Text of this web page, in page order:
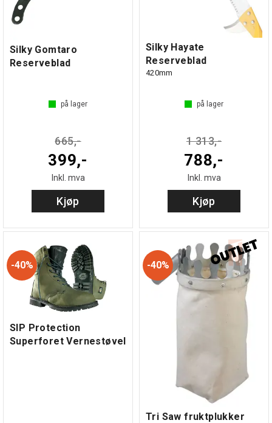
Silky Gomtaro
Reserveblad
på lager
665,-
399,-
Inkl. mva
Kjøp
Silky Hayate
Reserveblad
420mm
på lager
1 313,-
788,-
Inkl. mva
Kjøp
40%
SIP Protection
Superforet Vernestøvel
40%
Tri Saw fruktplukker